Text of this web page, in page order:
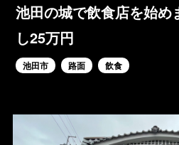
池田の城で飲食店を始め
し25万円
池田市 路面 飲食